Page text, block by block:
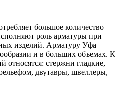
большое количество
роль арматуры при
изделий. Арматуру Уфа
и в больших объемах. К
относятся: стержни гладкие,
двутавры, швеллеры,